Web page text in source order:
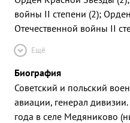
войны II степени (2);
Отечественной войны II
Ещё
Биография
Советский и польский
авиации, генерал
года в селе Медяниково